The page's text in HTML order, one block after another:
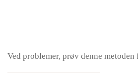
Ved problemer, prøv denne